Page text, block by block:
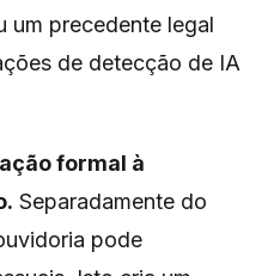
um precedente legal
de detecção de IA
formal à
Separadamente do
pode